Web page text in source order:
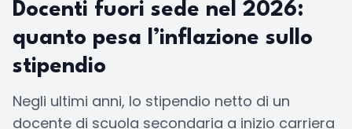
Docenti fuori sede nel 2026:
quanto pesa l’inflazione sullo
stipendio
Negli ultimi anni, lo stipendio netto di un
docente di scuola secondaria a inizio carriera